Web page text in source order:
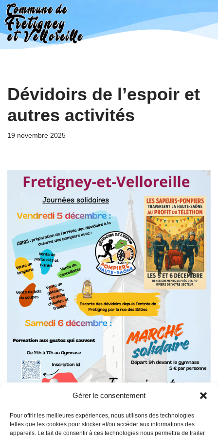
Gérer le consentement
Pour offrir les meilleures expériences, nous utilisons des technologies
telles que les cookies pour stocker et/ou accéder aux informations des
appareils. Le fait de consentir à ces technologies nous permettra de traiter
Aller
au
contenu
Dévidoirs de l’espoir et
autres activités
19 novembre 2025